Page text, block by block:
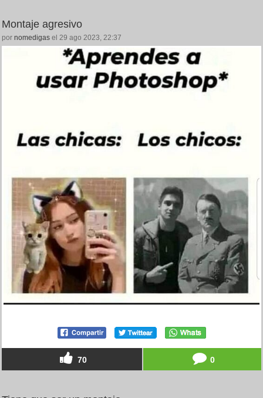
Montaje agresivo
por nomedigas el 29 ago 2023, 22:37
70 0